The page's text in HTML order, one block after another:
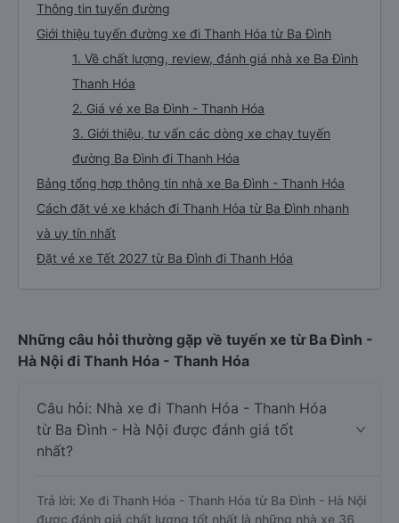
Thông tin tuyến đường
Giới thiệu tuyến đường xe đi Thanh Hóa từ Ba Đình
1. Về chất lượng, review, đánh giá nhà xe Ba Đình
Thanh Hóa
2. Giá vé xe Ba Đình - Thanh Hóa
3. Giới thiệu, tư vấn các dòng xe chạy tuyến
đường Ba Đình đi Thanh Hóa
Bảng tổng hợp thông tin nhà xe Ba Đình - Thanh Hóa
Cách đặt vé xe khách đi Thanh Hóa từ Ba Đình nhanh
và uy tín nhất
Đặt vé xe Tết 2027 từ Ba Đình đi Thanh Hóa
Những câu hỏi thường gặp về tuyến xe từ Ba Đình -
Hà Nội đi Thanh Hóa - Thanh Hóa
Câu hỏi: Nhà xe đi Thanh Hóa - Thanh Hóa
từ Ba Đình - Hà Nội được đánh giá tốt
nhất?
Trả lời: Xe đi Thanh Hóa - Thanh Hóa từ Ba Đình - Hà Nội
được đánh giá chất lượng tốt nhất là những nhà xe 36